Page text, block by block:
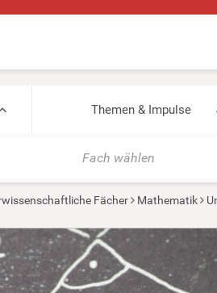
Themen & Impulse
Fach wählen
Fächer Mathematik